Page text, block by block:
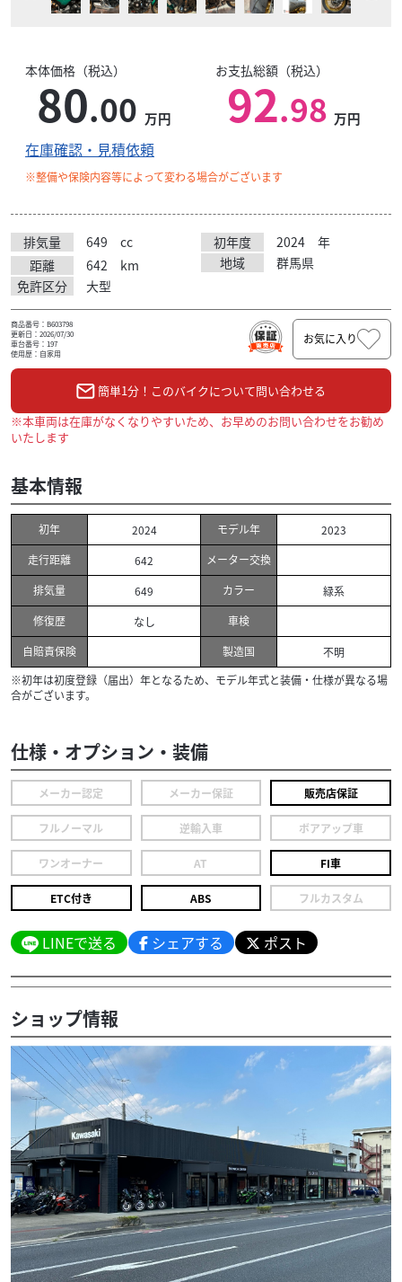
本体価格（税込）
80.00 万円
お支払総額（税込）
92.98 万円
在庫確認・見積依頼
※整備や保険内容等によって変わる場合がございます
排気量 649 cc 初年度 2024
年
距離
642 km 地域
群馬県
免許区分
大型
商品番号：B603798
更新日：2026/07/30
車台番号：197
使用歴：自家用
お気に入り
簡単1分！このバイクについて問い合わせる
※本車両は在庫がなくなりやすいため、お早めのお問い合わせをお勧め
いたします
基本情報
初年 2024 モデル年
2023
走行距離
642
メーター交換
排気量
649 カラー
緑系
修復歴
なし
車検
自賠責保険
製造国
不明
※初年は初度登録（届出）年となるため、モデル年式と装備・仕様が異なる場
合がございます。
仕様・オプション・装備
メーカー認定 メーカー保証 販売店保証
フルノーマル 逆輸入車 ボアアップ車
ワンオーナー AT FI車
ETC付き ABS フルカスタム
LINEで送る シェアする ポスト
ショップ情報